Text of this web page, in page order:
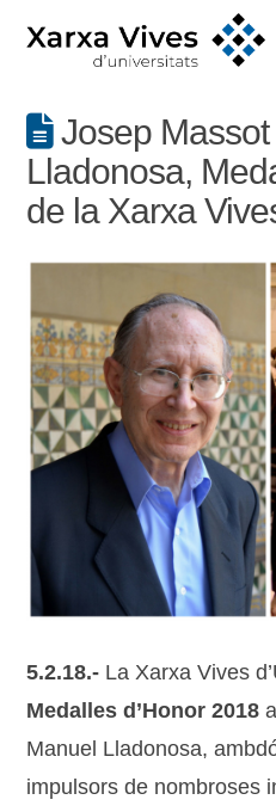
Josep Massot
Lladonosa,
de la Xarxa
5.2.18.- La Xarxa Vives
Medalles d’Honor 2018
Manuel Lladonosa,
impulsors de nombroses